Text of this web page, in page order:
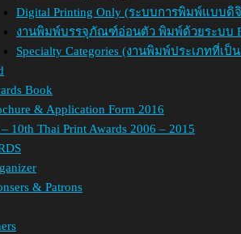
Digital Printing Only (ระบบการพิมพ์แบบ
งานพิมพ์บรรจุภัณฑ์อ่อนตัว พิมพ์ด้วยระบบ
Specialty Categories (งานพิมพ์ประเภทที่เ
Book
& Application Form 2016
– 10th Thai Print Awards 2006 – 2015
& Patrons